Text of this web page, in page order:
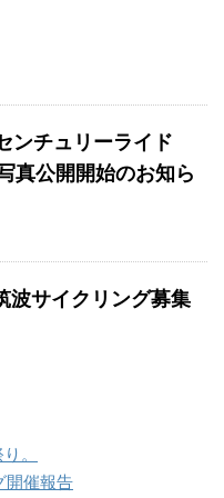
ンチュリーライド
真公開開始のお知ら
波サイクリング募集
。
開催報告